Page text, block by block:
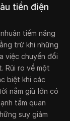
tiền điện
tiềm năng
trừ khi những
việc chuyển đổi
Rủi ro về một
biệt khi các
nắm giữ lớn có
tầm quan
suy giảm